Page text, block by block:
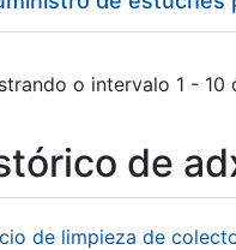
o intervalo 1 - 10
de
de limpieza de